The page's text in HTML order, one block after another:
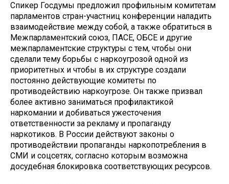
Спикер Госдумы предложил профильным комитетам
парламентов стран-участниц конференции наладить
взаимодействие между собой, а также обратиться в
Межпарламентский союз, ПАСЕ, ОБСЕ и другие
межпарламентские структуры с тем, чтобы они
сделали тему борьбы с наркоугрозой одной из
приоритетных и чтобы в их структуре создали
постоянно действующие комитеты по
противодействию наркоугрозе. Он также призвал
более активно заниматься профилактикой
наркомании и добиваться ужесточения
ответственности за рекламу и пропаганду
наркотиков. В России действуют законы о
противодействии пропаганды наркопотребления в
СМИ и соцсетях, согласно которым возможна
досудебная блокировка соответствующих ресурсов.